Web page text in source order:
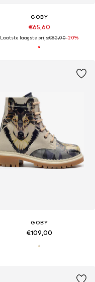
GOBY
€65,60
Laatste laagste prijs:€82,00-20%
GOBY
€109,00